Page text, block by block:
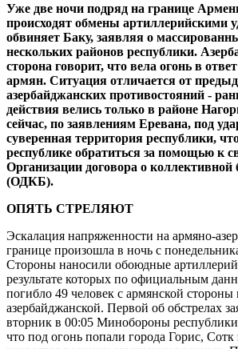
Уже две ночи подряд на границе
происходят обмены артиллерийскими
обвиняет Баку, заявляя о
нескольких районов республики.
сторона говорит, что вела огонь в
армян. Ситуация отличается от
азербайджанских противостояний -
действия велись только в районе
сейчас, по заявлениям Еревана, под
суверенная территория республики,
республике обратиться за помощью к
Организации договора о коллективной
(ОДКБ).
ОПЯТЬ СТРЕЛЯЮТ
Эскалация напряженности на армяно-
границе произошла в ночь с
Стороны наносили обоюдные
результате которых по официальным
погибло 49 человек с армянской стороны
азербайджанской. Первой об обстрелах
вторник в 00:05 Минобороны
что под огонь попали города Горис,